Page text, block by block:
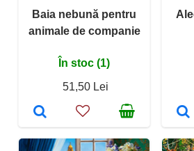
Baia nebună pentru
animale de companie
În stoc (1)
51,50 Lei